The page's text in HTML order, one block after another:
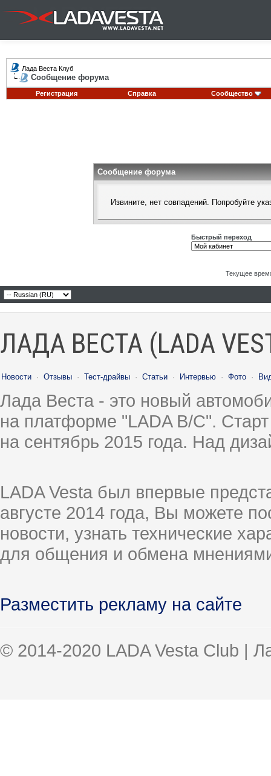
Лада Веста Клуб
Сообщение форума
Регистрация Справка Сообщество
Сообщение форума
Извините, нет совпадений. Попробуйте
Быстрый переход
Текущее
ЛАДА ВЕСТА (LADA
Новости · Отзывы · Тест-драйвы · Статьи · Интервью · Фото ·
Лада Веста - это новый
на платформе "LADA B/C".
на сентябрь 2015 года. Над
LADA Vesta был впервые
августе 2014 года, Вы можете
новости, узнать технические
для общения и обмена
Разместить рекламу на сайте
© 2014-2020 LADA Vesta Club |